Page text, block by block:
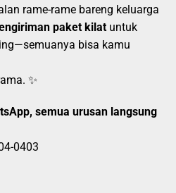
rame-rame bareng keluarga
paket kilat untuk
bisa kamu
✨
semua urusan langsung
0403